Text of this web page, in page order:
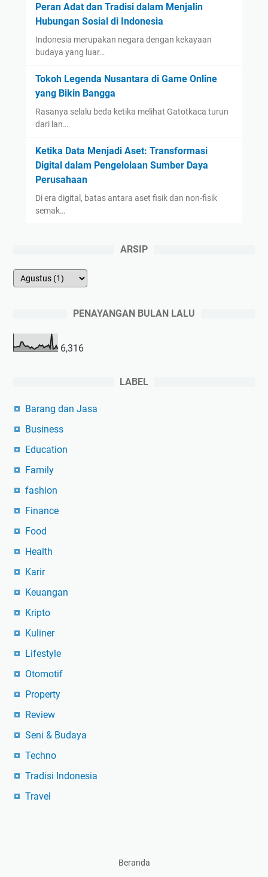
Peran Adat dan Tradisi dalam Menjalin
Hubungan Sosial di Indonesia
Indonesia merupakan negara dengan kekayaan
budaya yang luar…
Tokoh Legenda Nusantara di Game Online
yang Bikin Bangga
Rasanya selalu beda ketika melihat Gatotkaca turun
dari lan…
Ketika Data Menjadi Aset: Transformasi
Digital dalam Pengelolaan Sumber Daya
Perusahaan
Di era digital, batas antara aset fisik dan non-fisik
semak…
ARSIP
PENAYANGAN BULAN LALU
6,316
LABEL
Barang dan Jasa
Business
Education
Family
fashion
Finance
Food
Health
Karir
Keuangan
Kripto
Kuliner
Lifestyle
Otomotif
Property
Review
Seni & Budaya
Techno
Tradisi Indonesia
Travel
Beranda